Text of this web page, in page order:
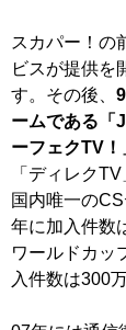
スカパー！の
ビスが提供を
す。その後、
ームである「
ーフェクTV！
「ディレク
国内唯一の
年に加入件数
ワールドカッ
入件数は300